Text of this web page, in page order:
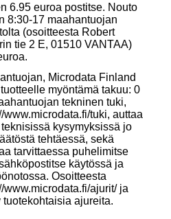
6.95 euroa postitse. Nouto
8:30-17 maahantuojan
(osoitteesta Robert
tie 2 E, 01510 VANTAA)
Microdata Finland
myöntämä takuu: 0
tekninen tuki,
www.microdata.fi/tuki, auttaa
kysymyksissä jo
tehtäessä, sekä
tarvittaessa puhelimitse
käytössä ja
Osoitteesta
www.microdata.fi/ajurit/ ja
tuotekohtaisia ajureita.